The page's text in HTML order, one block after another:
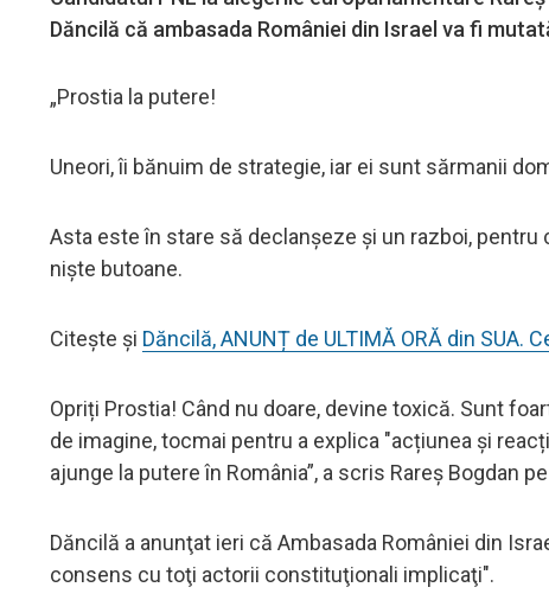
Dăncilă că ambasada României din Israel va fi
„Prostia la putere!
Uneori, îi bănuim de strategie, iar ei sunt sărmanii
Asta este în stare să declanșeze și un razboi,
niște butoane.
Citește și Dăncilă, ANUNȚ de ULTIMĂ ORĂ din SUA.
Opriți Prostia! Când nu doare, devine toxică. Sunt
de imagine, tocmai pentru a explica "acțiunea și
ajunge la putere în România”, a scris Rareș Bogdan
Dăncilă a anunţat ieri că Ambasada României din
consens cu toţi actorii constituţionali implicaţi".